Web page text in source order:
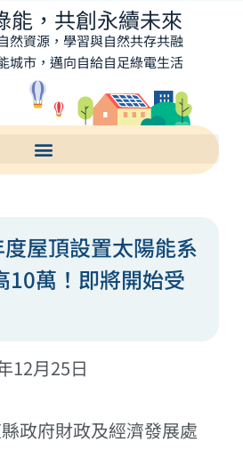
能，共創永續未來
然資源，學習與自然共存共融
城市，邁向自給自足綠電生活
屋頂設置太陽能系
10萬！即將開始受
12月25日
政府財政及經濟發展處